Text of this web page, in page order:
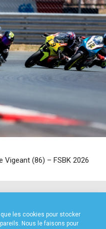
les cookies pour stocker
Nous le faisons pour
(86) – FSBK 2026